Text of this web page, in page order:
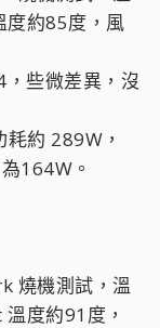
度約85度，風
些微差異，沒
約 289W，
164W。
燒機測試，溫
度約91度，